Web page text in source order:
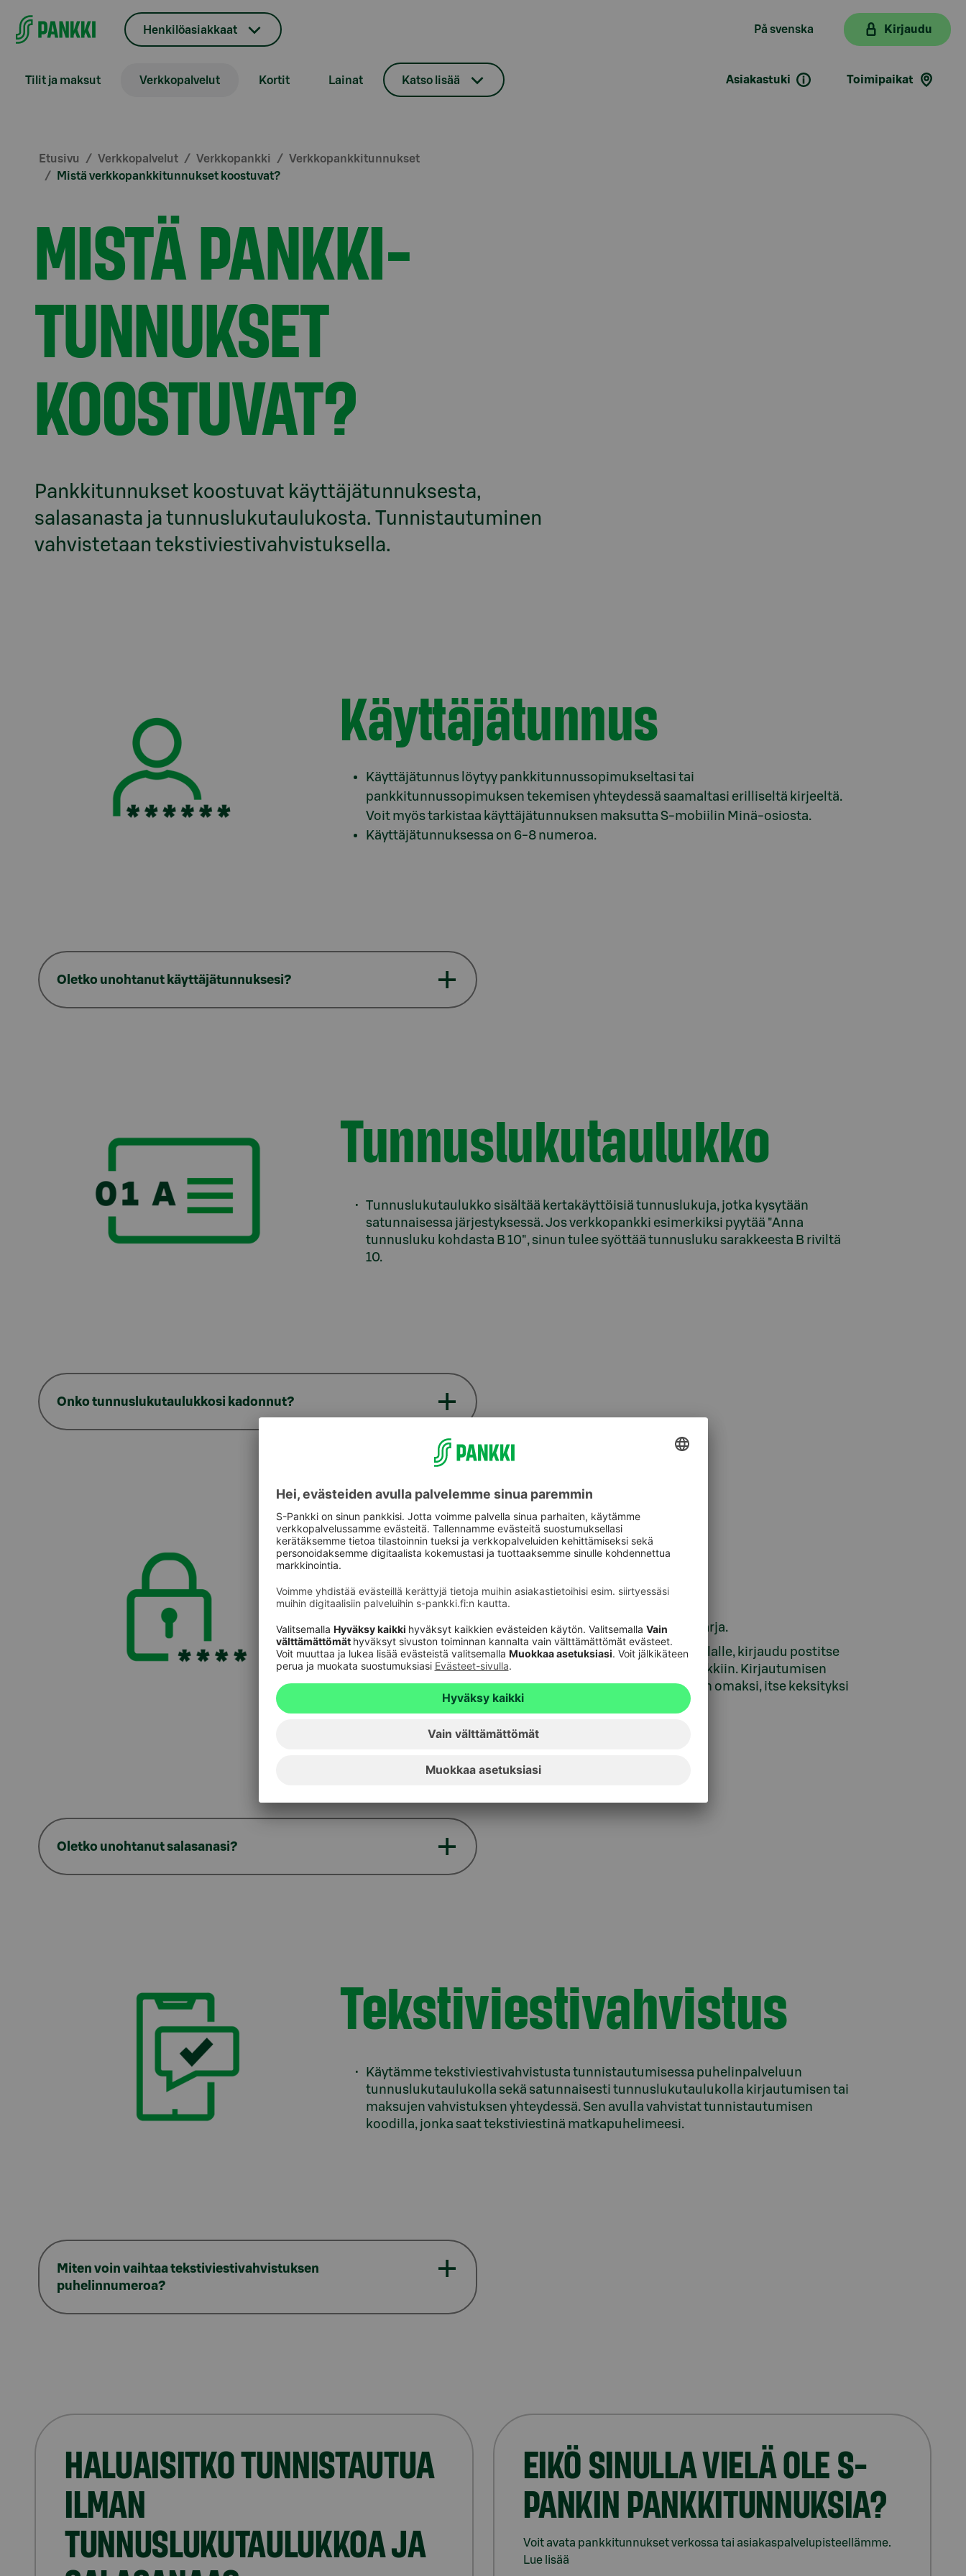
Henkilöasiakkaat På svenska Kirjaudu
Tilit ja maksut Verkkopalvelut Kortit Lainat Katso lisää Asiakastuki Toimipaikat
Etusivu Verkkopalvelut Verkkopankki
Verkkopankkitunnukset
Mistä verkkopankkitunnukset koostuvat?
MISTÄ PANKKI­
TUNNUKSET
KOOSTUVAT?
Pankkitunnukset koostuvat käyttäjätunnuksesta,
salasanasta ja tunnuslukutaulukosta. Tunnistautuminen
vahvistetaan tekstiviestivahvistuksella.
Käyttäjätunnus
Käyttäjätunnus löytyy pankkitunnussopimukseltasi tai
pankkitunnussopimuksen tekemisen yhteydessä saamaltasi erilliseltä kirjeeltä.
Voit myös tarkistaa käyttäjätunnuksen maksutta S-mobiilin Minä-osiosta.
Käyttäjätunnuksessa on 6-8 numeroa.
Oletko unohtanut käyttäjätunnuksesi?
Tunnuslukutaulukko
Tunnuslukutaulukko sisältää kertakäyttöisiä tunnuslukuja, jotka kysytään
satunnaisessa järjestyksessä. Jos verkkopankki esimerkiksi pyytää "Anna
tunnusluku kohdasta B 10", sinun tulee syöttää tunnusluku sarakkeesta B riviltä
10.
Onko tunnuslukutaulukkosi kadonnut?
Salasana
Verkkopankin salasana on itse keksimäsi 4-6 numeron sarja.
Jos olet tilannut uuden salasanan postitse unohtuneen tilalle, kirjaudu postitse
saamallasi kertakäyttöisellä salasanalla ensin verkkopankkiin. Kirjautumisen
yhteydessä pääset vaihtamaan kertakäyttöisen salasanan omaksi, itse keksityksi
Oletko unohtanut salasanasi?
Tekstiviestivahvistus
Käytämme tekstiviestivahvistusta tunnistautumisessa puhelinpalveluun
tunnuslukutaulukolla sekä satunnaisesti tunnuslukutaulukolla kirjautumisen tai
maksujen vahvistuksen yhteydessä. Sen avulla vahvistat tunnistautumisen
koodilla, jonka saat tekstiviestinä matkapuhelimeesi.
Miten voin vaihtaa tekstiviestivahvistuksen
puhelinnumeroa?
HALUAISITKO TUNNISTAUTUA
ILMAN
TUNNUSLUKUTAULUKKOA JA
EIKÖ SINULLA VIELÄ OLE S-
PANKIN PANKKITUNNUKSIA?
Voit avata pankkitunnukset verkossa tai asiakaspalvelupisteellämme.
Lue lisää